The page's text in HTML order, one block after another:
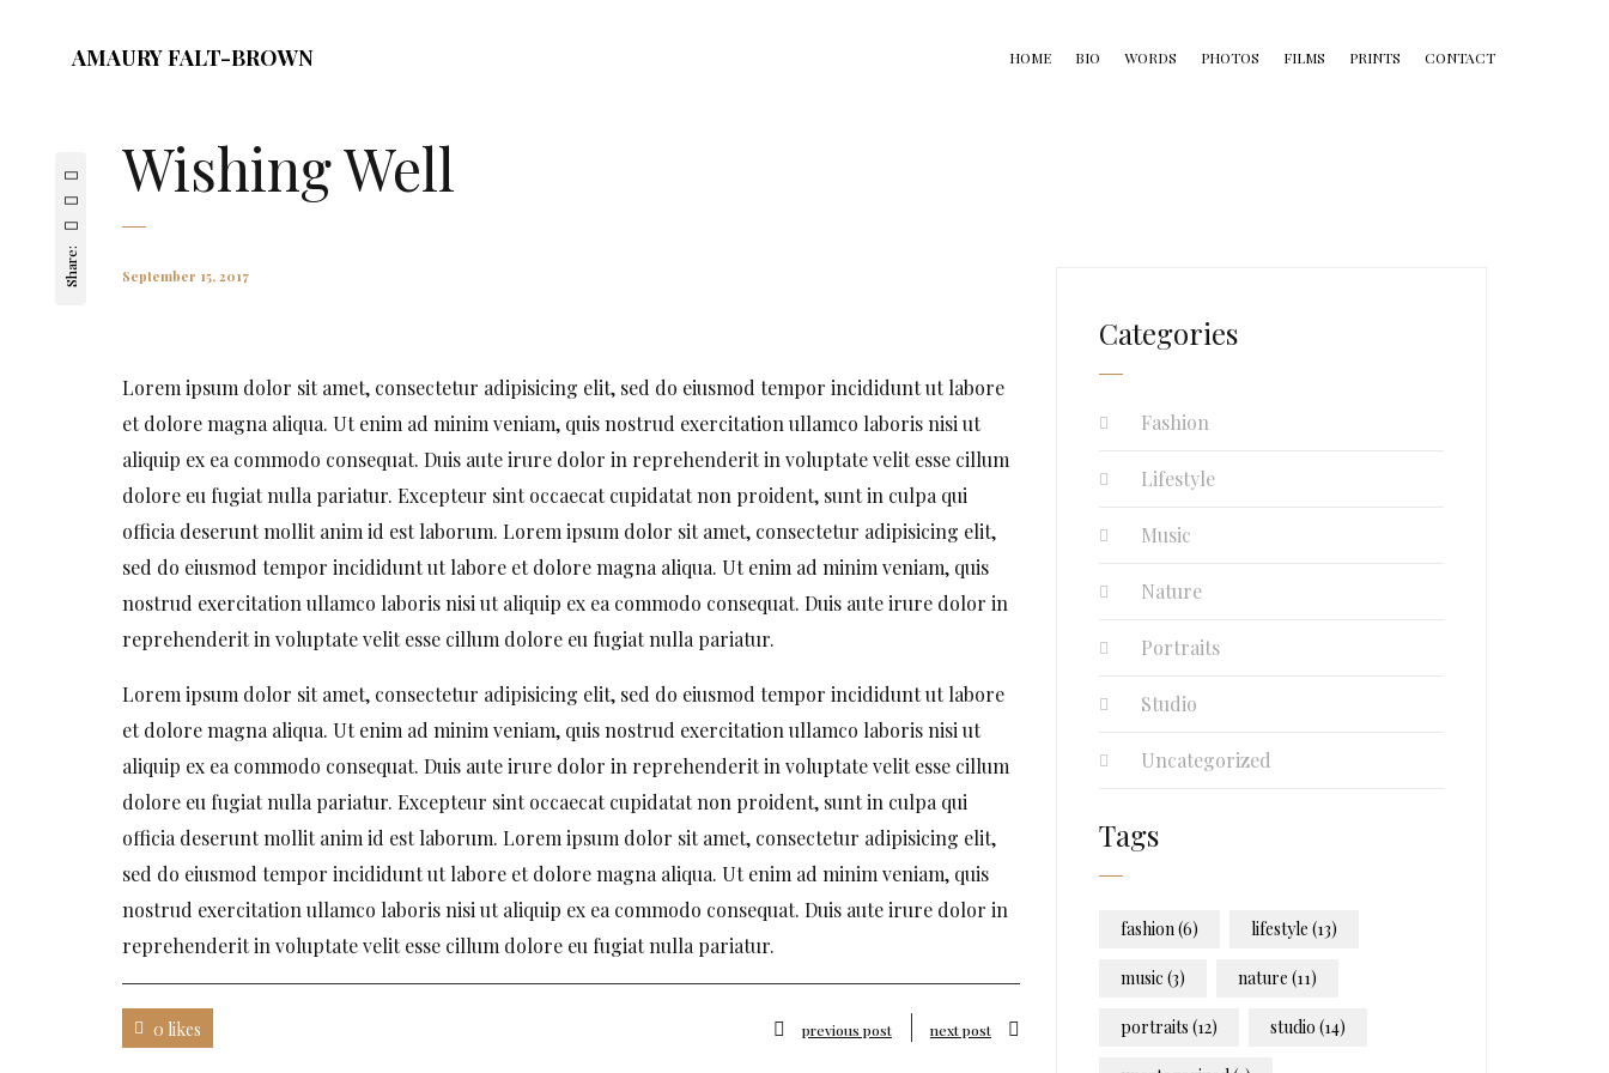
AMAURY FALT-BROWN HOME BIO WORDS PHOTOS FILMS PRINTS CONTACT
Wishing Well
Share: September 15, 2017
Lorem ipsum dolor sit amet, consectetur adipisicing elit, sed do eiusmod tempor incididunt ut labore
et dolore magna aliqua. Ut enim ad minim veniam, quis nostrud exercitation ullamco laboris nisi ut
aliquip ex ea commodo consequat. Duis aute irure dolor in reprehenderit in voluptate velit esse cillum
dolore eu fugiat nulla pariatur. Excepteur sint occaecat cupidatat non proident, sunt in culpa qui
officia deserunt mollit anim id est laborum. Lorem ipsum dolor sit amet, consectetur adipisicing elit,
sed do eiusmod tempor incididunt ut labore et dolore magna aliqua. Ut enim ad minim veniam, quis
nostrud exercitation ullamco laboris nisi ut aliquip ex ea commodo consequat. Duis aute irure dolor in
reprehenderit in voluptate velit esse cillum dolore eu fugiat nulla pariatur.
Lorem ipsum dolor sit amet, consectetur adipisicing elit, sed do eiusmod tempor incididunt ut labore
et dolore magna aliqua. Ut enim ad minim veniam, quis nostrud exercitation ullamco laboris nisi ut
aliquip ex ea commodo consequat. Duis aute irure dolor in reprehenderit in voluptate velit esse cillum
dolore eu fugiat nulla pariatur. Excepteur sint occaecat cupidatat non proident, sunt in culpa qui
officia deserunt mollit anim id est laborum. Lorem ipsum dolor sit amet, consectetur adipisicing elit,
sed do eiusmod tempor incididunt ut labore et dolore magna aliqua. Ut enim ad minim veniam, quis
nostrud exercitation ullamco laboris nisi ut aliquip ex ea commodo consequat. Duis aute irure dolor in
reprehenderit in voluptate velit esse cillum dolore eu fugiat nulla pariatur.
0 likes previous post next post
Categories
Fashion
Lifestyle
Music
Nature
Portraits
Studio
Uncategorized
Tags
fashion(6) lifestyle (13)
music (3) nature (11)
portraits (12) studio (14)